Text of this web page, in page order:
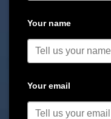
Your name
Your email